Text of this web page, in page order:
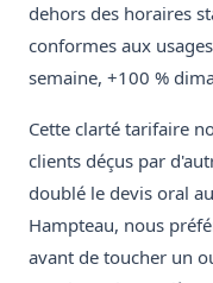
dehors des horaires
conformes aux
semaine, +100 %
Cette clarté tarifaire
clients déçus par
doublé le devis oral
Hampteau, nous
avant de toucher un